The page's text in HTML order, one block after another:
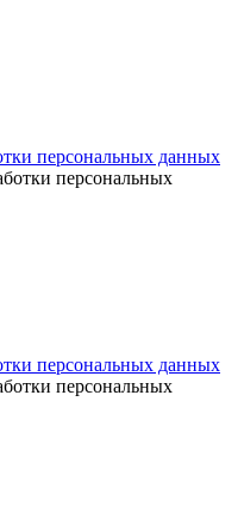
персональных данных
персональных
персональных данных
персональных